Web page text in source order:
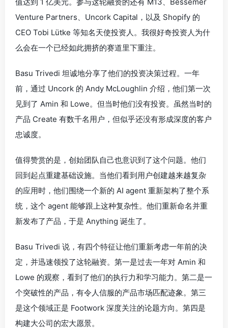
Venture Partners、Uncork Capital，以及 Shopify 的
CEO Tobi Lütke 等知名天使投资人。我很好奇投资人为什
么会在一个已经如此拥挤的赛道里下重注。
Basu Trivedi 坦诚地分享了他们的投资决策过程。一年
前，通过 Uncork 的 Andy McLoughlin 介绍，他们第一次
见到了 Amin 和 Lowe。但当时他们没有投资。虽然当时的
产品 Create 有数千名用户，但似乎还没有形成深度的客户
忠诚度。
值得赞赏的是，创始团队自己也意识到了这个问题。他们
回到起点重建基础设施。当他们看到用户创建越来越复杂
的应用时，他们围绕一个新的 AI agent 重新架构了整个系
统，这个 agent 能够跟上这种复杂性。他们重新命名并重
新发布了产品，于是 Anything 诞生了。
Basu Trivedi 说，有四个特征让他们重新考虑一年前的决
定，并迅速领投了这轮融资。第一是过去一年对 Amin 和
Lowe 的观察，看到了他们的执行力和学习能力。第二是一
个突破性的产品，有令人信服的产品市场匹配迹象。第三
是这个领域正是 Footwork 深度关注的论题方向。第四是
构建大公司的宏大愿景。